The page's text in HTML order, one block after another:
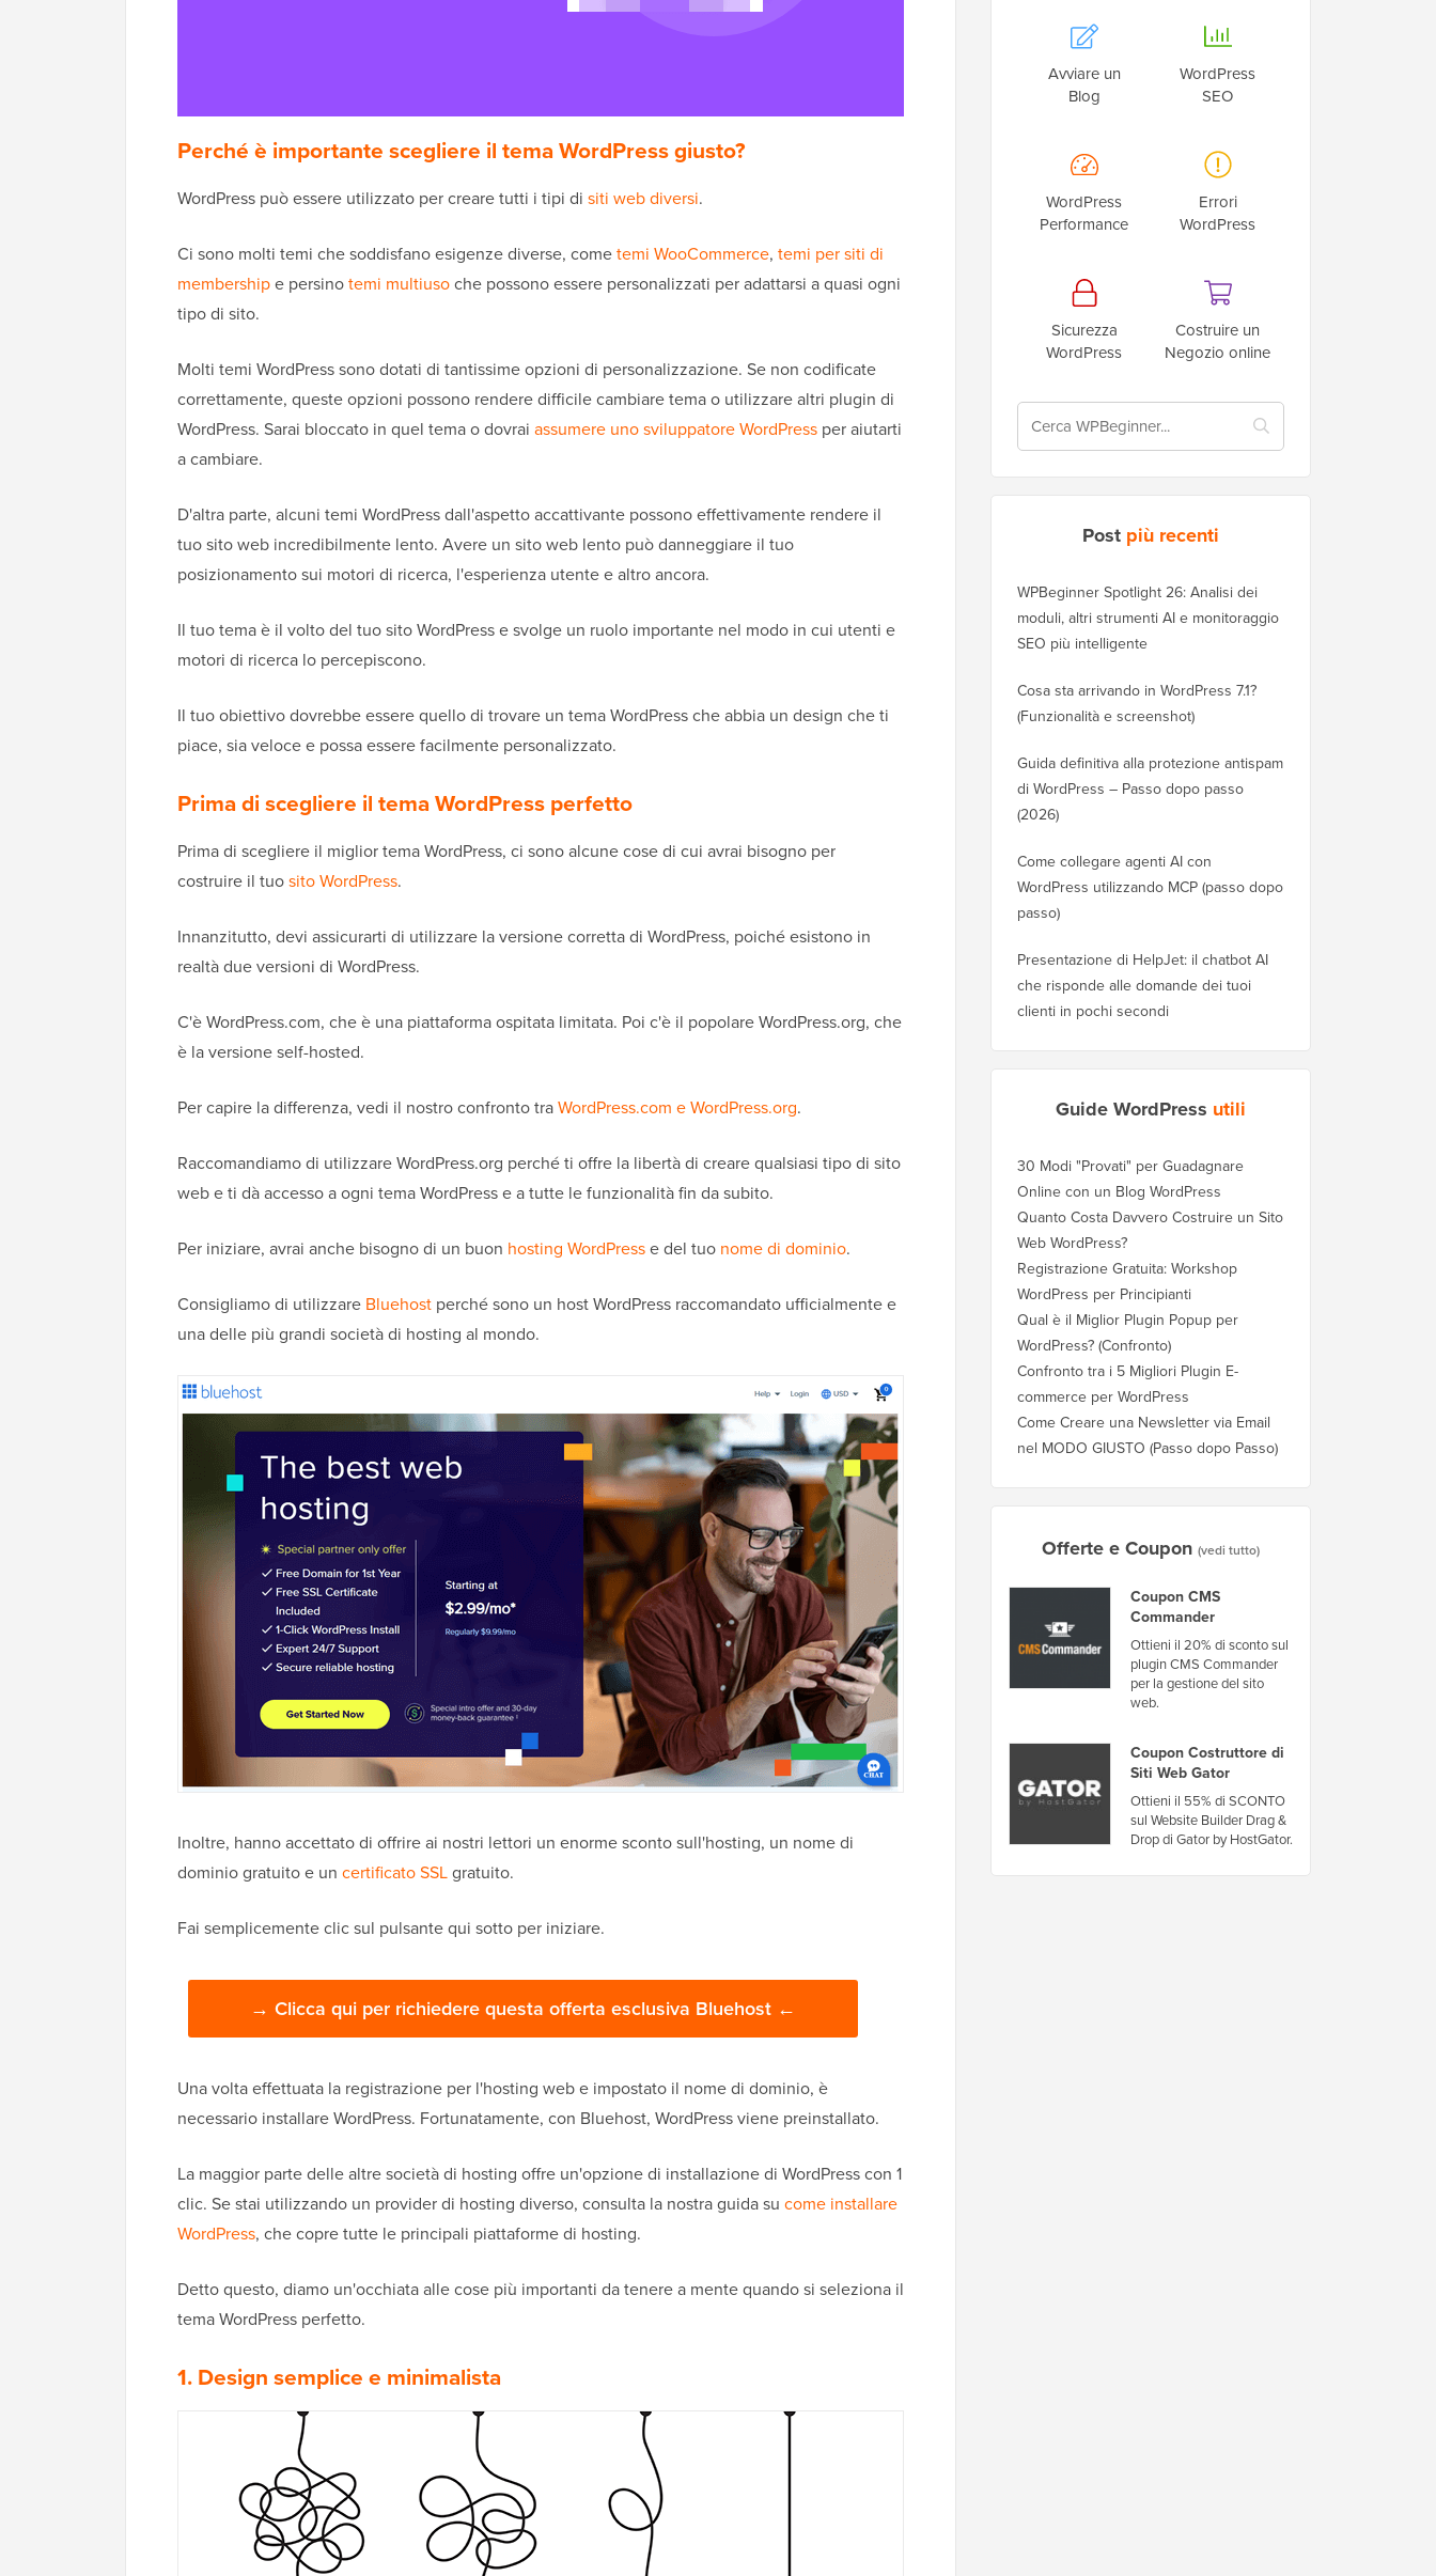
Perché è importante scegliere il tema WordPress giusto?
WordPress può essere utilizzato per creare tutti i tipi di siti web diversi.
Ci sono molti temi che soddisfano esigenze diverse, cometemi WooCommerce, temi per siti di
membershipe persinotemi multiusoche possono essere personalizzati per adattarsi a quasi ogni
tipo di sito.
Molti temi WordPress sono dotati di tantissime opzioni di personalizzazione. Se non codificate
correttamente, queste opzioni possono rendere difficile cambiare tema o utilizzare altri plugin di
WordPress. Sarai bloccato in quel tema o dovrai assumere uno sviluppatore WordPress per aiutarti
a cambiare.
D'altra parte, alcuni temi WordPress dall'aspetto accattivante possono effettivamente rendere il
tuo sito web incredibilmente lento. Avere un sito web lento può danneggiare il tuo
posizionamento sui motori di ricerca, l'esperienza utente e altro ancora.
Il tuo tema è il volto del tuo sito WordPress e svolge un ruolo importante nel modo in cui utenti e
motori di ricerca lo percepiscono.
Il tuo obiettivo dovrebbe essere quello di trovare un tema WordPress che abbia un design che ti
piace, sia veloce e possa essere facilmente personalizzato.
Prima di scegliere il tema WordPress perfetto
Prima di scegliere il miglior tema WordPress, ci sono alcune cose di cui avrai bisogno per
costruire il tuosito WordPress.
Innanzitutto, devi assicurarti di utilizzare la versione corretta di WordPress, poiché esistono in
realtà due versioni di WordPress.
C'è WordPress.com, che è una piattaforma ospitata limitata. Poi c'è il popolare WordPress.org, che
è la versione self-hosted.
Per capire la differenza, vedi il nostro confronto traWordPress.com e WordPress.org.
Raccomandiamo di utilizzare WordPress.org perché ti offre la libertà di creare qualsiasi tipo di sito
web e ti dà accesso a ogni tema WordPress e a tutte le funzionalità fin da subito.
Per iniziare, avrai anche bisogno di un buon hosting WordPresse del tuo nome di dominio.
Consigliamo di utilizzare Bluehost perché sono un host WordPress raccomandato ufficialmente e
una delle più grandi società di hosting al mondo.
Inoltre, hanno accettato di offrire ai nostri lettori un enorme sconto sull'hosting, un nome di
dominio gratuito e un certificato SSLgratuito.
Fai semplicemente clic sul pulsante qui sotto per iniziare.
→ Clicca qui per richiedere questa offerta esclusiva Bluehost ←
Una volta effettuata la registrazione per l'hosting web e impostato il nome di dominio, è
necessario installare WordPress. Fortunatamente, con Bluehost, WordPress viene preinstallato.
La maggior parte delle altre società di hosting offre un'opzione di installazione di WordPress con 1
clic. Se stai utilizzando un provider di hosting diverso, consulta la nostra guida su come installare
WordPress, che copre tutte le principali piattaforme di hosting.
Detto questo, diamo un'occhiata alle cose più importanti da tenere a mente quando si seleziona il
tema WordPress perfetto.
1. Design semplice e minimalista
Avviare un
Blog
WordPress
SEO
WordPress
Performance
Errori
WordPress
Sicurezza
WordPress
Costruire un
Negozio online
Post più recenti
WPBeginner Spotlight 26: Analisi dei
moduli, altri strumenti AI e monitoraggio
SEO più intelligente
Cosa sta arrivando in WordPress 7.1?
(Funzionalità e screenshot)
Guida definitiva alla protezione antispam
di WordPress – Passo dopo passo
(2026)
Come collegare agenti AI con
WordPress utilizzando MCP (passo dopo
passo)
Presentazione di HelpJet: il chatbot AI
che risponde alle domande dei tuoi
clienti in pochi secondi
Guide WordPress utili
30 Modi "Provati" per Guadagnare
Online con un Blog WordPress
Quanto Costa Davvero Costruire un Sito
Web WordPress?
Registrazione Gratuita: Workshop
WordPress per Principianti
Qual è il Miglior Plugin Popup per
WordPress? (Confronto)
Confronto tra i 5 Migliori Plugin E-
commerce per WordPress
Come Creare una Newsletter via Email
nel MODO GIUSTO (Passo dopo Passo)
Offerte e Coupon (vedi tutto)
Coupon CMS
Commander
Ottieni il 20% di sconto sul
plugin CMS Commander
per la gestione del sito
web.
Coupon Costruttore di
Siti Web Gator
Ottieni il 55% di SCONTO
sul Website Builder Drag &
Drop di Gator by HostGator.